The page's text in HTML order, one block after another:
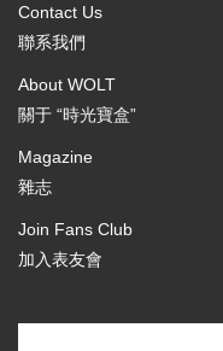
Contact Us
聯系我們
About WOLT
關于 “時光寶盒”
Magazine
雜志
Join Fans Club
加入表友會